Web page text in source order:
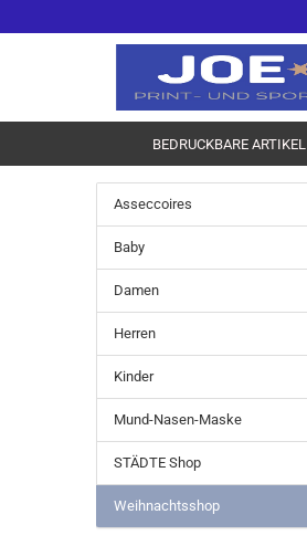
BEDRUCKBARE ARTIKEL
Asseccoires
Baby
Damen
Herren
Kinder
Mund-Nasen-Maske
STÄDTE Shop
Weihnachtsshop